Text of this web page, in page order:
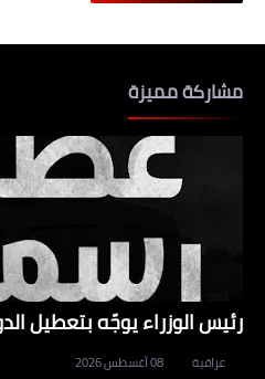
مشاركة مميزة
رئيس الوزراء يوجّه بتعطيل
عراقية 08 أغسطس 2026